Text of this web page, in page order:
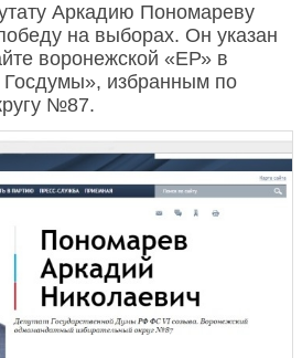
Аркадию Пономареву
на выборах. Он указан
воронежской «ЕР» в
Госдумы», избранным по
№87.